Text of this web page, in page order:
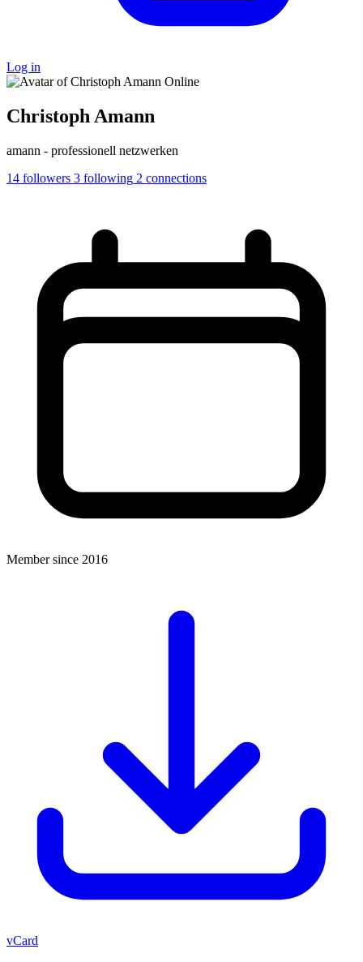
Log in
Online
Christoph Amann
amann - professionell netzwerken
14 followers 3 following 2 connections
Member since 2016
vCard